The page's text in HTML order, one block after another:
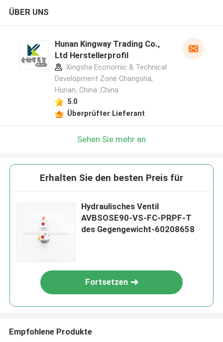
ÜBER UNS
Hunan Kingway Trading Co.,
Ltd Herstellerprofil
Xingsha Economic & Technical
Development Zone Changsha,
Hunan, China ,China
5.0
Überprüfter Lieferant
Sehen Sie mehr an
Erhalten Sie den besten Preis für
Hydraulisches Ventil
AVBSOSE90-VS-FC-PRPF-T
des Gegengewicht-60208658
Fortsetzen
Empfohlene Produkte